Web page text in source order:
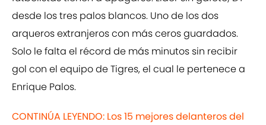
desde los tres palos blancos. Uno de los dos
arqueros extranjeros con más ceros guardados.
Solo le falta el récord de más minutos sin recibir
gol con el equipo de Tigres, el cual le pertenece a
Enrique Palos.
CONTINÚA LEYENDO: Los 15 mejores delanteros del